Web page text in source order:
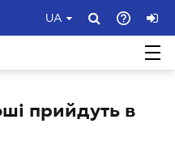
UA
прийдуть в